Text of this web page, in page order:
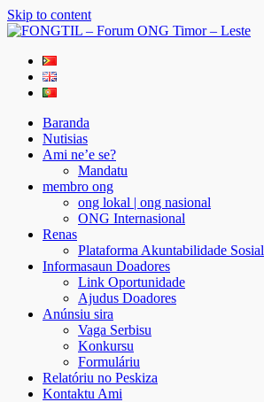
Skip to content
FONGTIL – Forum ONG Timor – Leste
Just another WordPress site
Baranda
Nutisias
Ami ne’e se?
Mandatu
membro ong
ong lokal | ong nasional
ONG Internasional
Renas
Plataforma Akuntabilidade Sosial
Informasaun Doadores
Link Oportunidade
Ajudus Doadores
Anúnsiu sira
Vaga Serbisu
Konkursu
Formuláriu
Relatóriu no Peskiza
Kontaktu Ami